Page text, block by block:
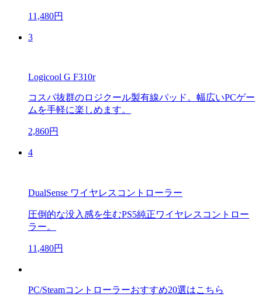
11,480円
3
Logicool G F310r
コスパ抜群のロジクール製有線パッド。幅広いPCゲー
ムを手軽に楽しめます。
2,860円
4
DualSense ワイヤレスコントローラー
圧倒的な没入感を生むPS5純正ワイヤレスコントロー
ラー。
11,480円
PC/Steamコントローラーおすすめ20選はこちら